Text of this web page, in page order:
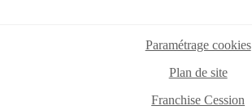
Paramétrage cookies
Plan de site
Franchise Cession